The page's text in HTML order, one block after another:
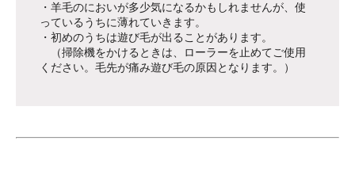
・羊毛のにおいが多少気になるかもしれませんが、使
っているうちに薄れていきます。
・初めのうちは遊び毛が出ることがあります。
（掃除機をかけるときは、ローラーを止めてご使用
ください。毛先が痛み遊び毛の原因となります。）